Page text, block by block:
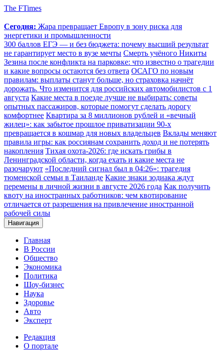
The FTimes
Сегодня: Жара превращает Европу в зону риска для
энергетики и промышленности
300 баллов ЕГЭ — и без бюджета: почему высший результат
не гарантирует место в вузе мечты Смерть учёного Никиты
Зезина после конфликта на парковке: что известно о трагедии
и какие вопросы остаются без ответа ОСАГО по новым
правилам: выплаты станут больше, но страховка начнёт
дорожать. Что изменится для российских автомобилистов с 1
августа Какие места в поезде лучше не выбирать: советы
опытных пассажиров, которые помогут сделать дорогу
комфортнее Квартира за 8 миллионов рублей и «вечный
жилец»: как забытое прошлое приватизации 90-х
превращается в кошмар для новых владельцев Вклады меняют
правила игры: как россиянам сохранить доход и не потерять
накопления Тихая охота-2026: где искать грибы в
Ленинградской области, когда ехать и какие места не
разочаруют «Последний сигнал был в 04:26»: трагедия
тюменской семьи в Таиланде Какие знаки зодиака ждут
перемены в личной жизни в августе 2026 года Как получить
квоту на иностранных работников: чем квотирование
отличается от разрешения на привлечение иностранной
рабочей силы
Навигация
Главная
В России
Общество
Экономика
Политика
Шоу-бизнес
Наука
Здоровье
Авто
Эксперт
Редакция
О портале